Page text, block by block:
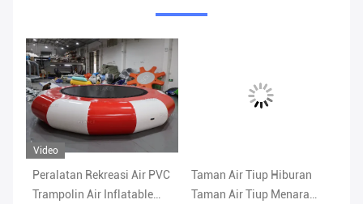
Video
Peralatan Rekreasi Air PVC
Trampolin Air Inflatable
Taman Air Tiup Hiburan
Taman Air Tiup Menara